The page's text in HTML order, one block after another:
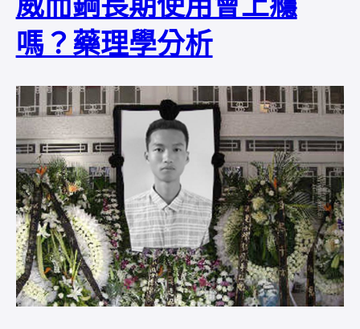
嗎？藥理學分析